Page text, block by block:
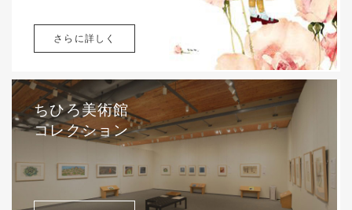
さらに詳しく
ちひろ美術館
コレクション